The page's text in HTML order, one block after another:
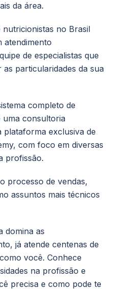
da área.
no Brasil
atendimento
de especialistas que
particularidades da sua
completo de
uma consultoria
plataforma exclusiva de
com foco em diversas
profissão.
processo de vendas,
assuntos mais técnicos
domina as
já atende centenas de
você. Conhece
na profissão e
precisa e como pode te